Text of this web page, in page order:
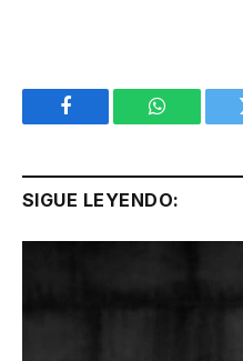
Facebook WhatsApp
SIGUE LEYENDO: